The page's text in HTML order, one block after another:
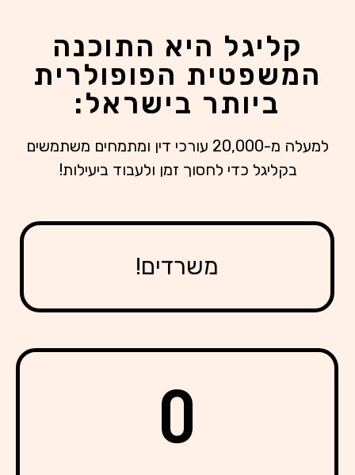
קליגל היא התוכנה
המשפטית הפופולרית
ביותר בישראל:
למעלה מ-20,000 עורכי דין ומתמחים משתמשים
בקליגל כדי לחסוך זמן ולעבוד ביעילות!
משרדים!
0